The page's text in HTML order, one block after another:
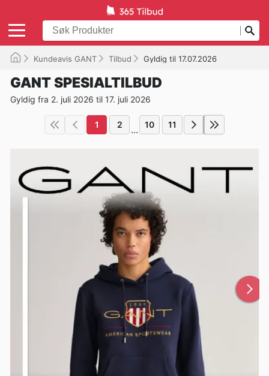
Kundeavis GANT Tilbud Gyldig til 17.07.2026
GANT SPESIALTILBUD
Gyldig fra 2. juli 2026 til 17. juli 2026
1 2 ... 10 11